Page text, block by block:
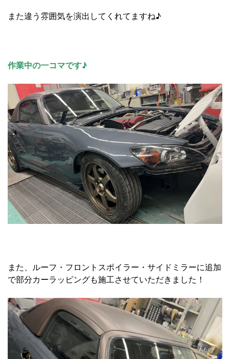
また違う雰囲気を演出してくれてますね♪
作業中の一コマです♪
また、ルーフ・フロントスポイラー・サイドミラーに追加
で部分カーラッピングも施工させていただきました！